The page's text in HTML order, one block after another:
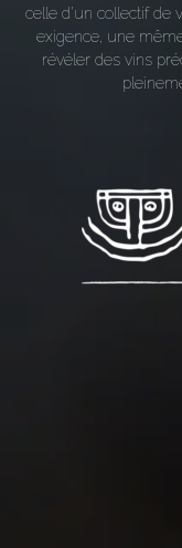
celle d’un collectif de
exigence, une
révéler des vins